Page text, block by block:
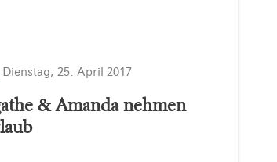
Dienstag, 25. April 2017
& Amanda nehmen